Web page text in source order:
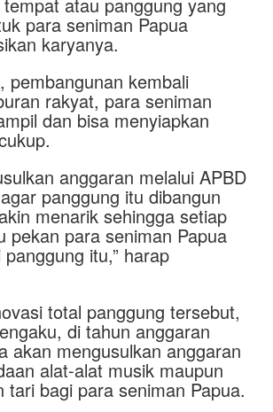
atau panggung yang
para seniman Papua
karyanya.
pembangunan kembali
rakyat, para seniman
dan bisa menyiapkan
anggaran melalui APBD
panggung itu dibangun
menarik sehingga setiap
pekan para seniman Papua
itu,” harap
total panggung tersebut,
di tahun anggaran
akan mengusulkan anggaran
alat-alat musik maupun
tari bagi para seniman Papua.